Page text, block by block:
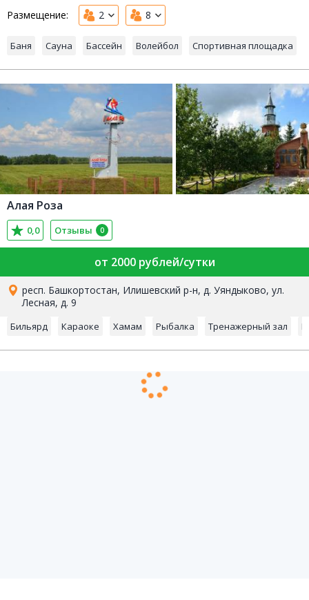
Размещение: 2 8
Баня Сауна Бассейн Волейбол Спортивная площадка
Алая Роза
0,0 Отзывы 0
от 2000 рублей/сутки
респ. Башкортостан, Илишевский р-н, д. Уяндыково, ул.
Лесная, д. 9
Бильярд Караоке Хамам Рыбалка Тренажерный зал